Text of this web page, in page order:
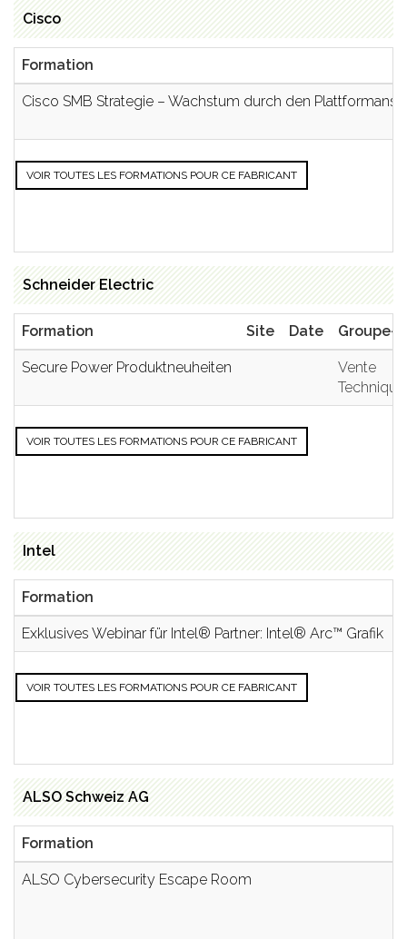
Cisco
Formation
Cisco SMB Strategie – Wachstum durch den
VOIR TOUTES LES FORMATIONS POUR CE FABRICANT
Schneider Electric
Formation Site Date Groupe-
Secure Power Produktneuheiten
Vente
Technique
VOIR TOUTES LES FORMATIONS POUR CE FABRICANT
Intel
Formation
Exklusives Webinar für Intel® Partner: Intel® Arc™ Grafik
VOIR TOUTES LES FORMATIONS POUR CE FABRICANT
ALSO Schweiz AG
Formation
ALSO Cybersecurity Escape Room